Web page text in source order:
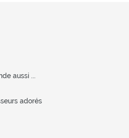
aussi ...
adorés